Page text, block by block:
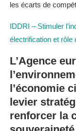
les écarts de
IDDRI – Stimuler
électrification et rôle
L’Agence
l’économie
levier
renforcer la